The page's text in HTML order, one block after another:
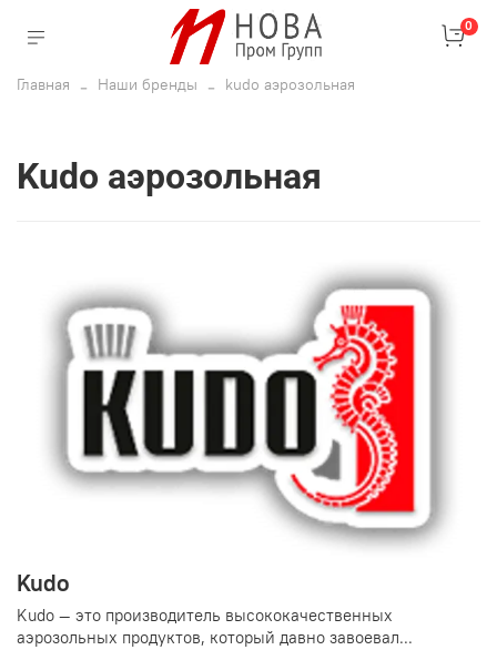
0
Главная Наши бренды kudo аэрозольная
kudo аэрозольная
Kudo
Kudo — это производитель высококачественных
аэрозольных продуктов, который давно завоевал...